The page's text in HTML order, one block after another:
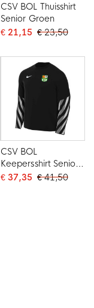
CSV BOL Thuisshirt
Senior Groen
€ 21,15 € 23,50
CSV BOL
Keepersshirt Senior
Zwart
€ 37,35 € 41,50